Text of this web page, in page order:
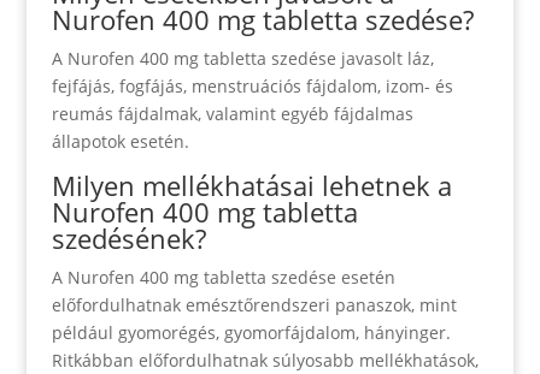
Nurofen 400 mg tabletta szedése?
A Nurofen 400 mg tabletta szedése javasolt láz,
fejfájás, fogfájás, menstruációs fájdalom, izom- és
reumás fájdalmak, valamint egyéb fájdalmas
állapotok esetén.
Milyen mellékhatásai lehetnek a
Nurofen 400 mg tabletta
szedésének?
A Nurofen 400 mg tabletta szedése esetén
előfordulhatnak emésztőrendszeri panaszok, mint
például gyomorégés, gyomorfájdalom, hányinger.
Ritkábban előfordulhatnak súlyosabb mellékhatások,